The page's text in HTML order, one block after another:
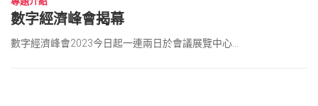
數字經濟峰會揭幕
數字經濟峰會2023今日起一連兩日於會議展覽中心...